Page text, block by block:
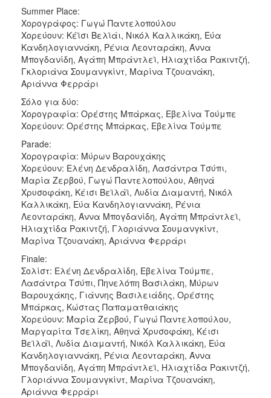
Summer Place:
Χορογράφος: Γωγώ Παντελοπούλου
Χορεύουν: Κέϊσι Βελϊάι, Νικόλ Καλλικάκη, Εύα
Κανδηλογιαννάκη, Ρένια Λεονταράκη, Άννα
Μπογδανίδη, Αγάπη Μπράντλεϊ, Ηλιαχτίδα Ρακιντζή,
Γκλοριάνα Σουμανγκίντ, Μαρίνα Τζουανάκη,
Αριάννα Φερράρι
Σόλο για δύο:
Χορογραφία: Ορέστης Μπάρκας, Εβελίνα Τούμπε
Χορεύουν: Ορέστης Μπάρκας, Εβελίνα Τούμπε
Parade:
Χορογραφία: Μύρων Βαρουχάκης
Χορεύουν: Ελένη Δενδραλίδη, Λασάντρα Τσύπι,
Μαρία Ζερβού, Γωγώ Παντελοπούλου, Αθηνά
Χρυσοφάκη, Κέισι Βεϊλάϊ, Λυδία Διαμαντή, Νικόλ
Καλλικάκη, Εύα Κανδηλογιαννάκη, Ρένια
Λεονταράκη, Άννα Μπογδανίδη, Αγάπη Μπράντλεϊ,
Ηλιαχτίδα Ρακιντζή, Γλοριάννα Σουμανγκίντ,
Μαρίνα Τζουανάκη, Αριάννα Φερράρι
Finale:
Σολίστ: Ελένη Δενδραλίδη, Εβελίνα Τούμπε,
Λασάντρα Τσύπι, Πηνελόπη Βασιλάκη, Μύρων
Βαρουχάκης, Γιάννης Βασιλειάδης, Ορέστης
Μπάρκας, Κώστας Παπαματθαιάκης
Χορεύουν: Μαρία Ζερβού, Γωγώ Παντελοπούλου,
Μαργαρίτα Τσελίκη, Αθηνά Χρυσοφάκη, Κέισι
Βεϊλάϊ, Λυδία Διαμαντή, Νικόλ Καλλικάκη, Εύα
Κανδηλογιαννάκη, Ρένια Λεονταράκη, Άννα
Μπογδανίδη, Αγάπη Μπράντλεϊ, Ηλιαχτίδα Ρακιντζή,
Γλοριάννα Σουμανγκίντ, Μαρίνα Τζουανάκη,
Αριάννα Φερράρι